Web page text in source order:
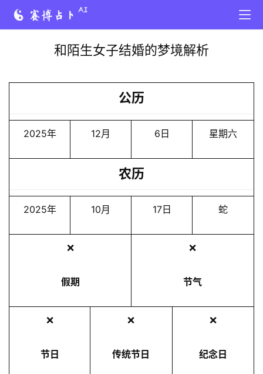
和陌生女子结婚的梦境解析
公历
2025年 12月 6日 星期六
农历
2025年 10月 17日 蛇
❌
假期
❌
节气
❌
节日
❌
传统节日
❌
纪念日